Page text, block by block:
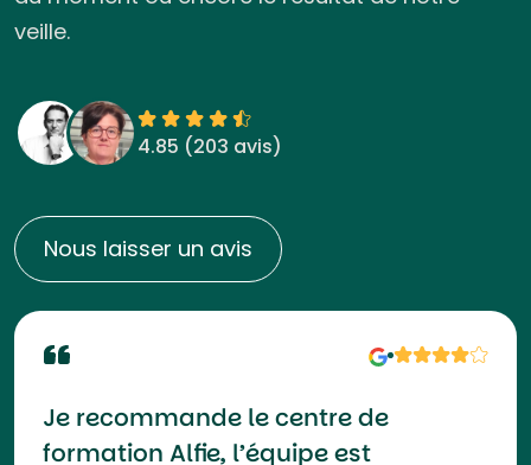
veille.
4.85 (203 avis)
Nous laisser un avis
Je recommande le centre de
formation Alfie, l’équipe est